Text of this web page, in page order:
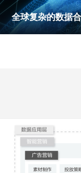
全球复杂的数据